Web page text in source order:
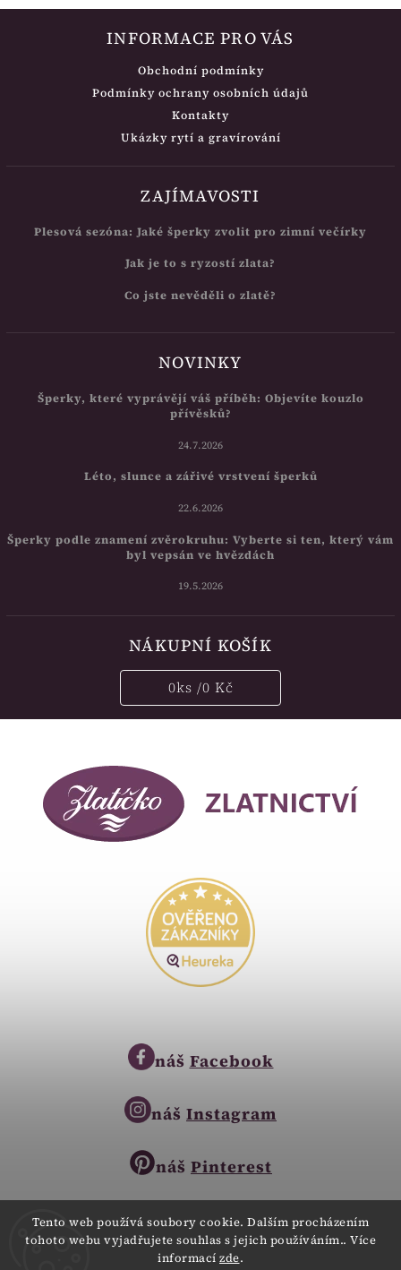
Tento web používá soubory cookie. Dalším procházením
tohoto webu vyjadřujete souhlas s jejich používáním.. Více
informací zde.
INFORMACE PRO VÁS
Obchodní podmínky
Podmínky ochrany osobních údajů
Kontakty
Ukázky rytí a gravírování
ZAJÍMAVOSTI
Plesová sezóna: Jaké šperky zvolit pro zimní večírky
Jak je to s ryzostí zlata?
Co jste nevěděli o zlatě?
NOVINKY
Šperky, které vyprávějí váš příběh: Objevíte kouzlo
přívěsků?
24.7.2026
Léto, slunce a zářivé vrstvení šperků
22.6.2026
Šperky podle znamení zvěrokruhu: Vyberte si ten, který vám
byl vepsán ve hvězdách
19.5.2026
NÁKUPNÍ KOŠÍK
0ks /0 Kč
náš Facebook
náš Instagram
náš Pinterest
Copyright © 2023